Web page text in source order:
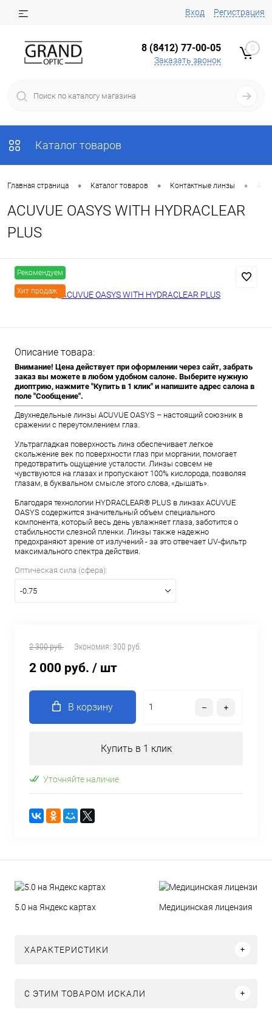
Вход Регистрация
8 (8412) 77-00-05
Заказать звонок
0
Каталог товаров
Главная страница • Каталог товаров • Контактные линзы •
ACUVUE OASYS WITH HYDRACLEAR
PLUS
Рекомендуем
Хит продаж
Описание товара:
Внимание! Цена действует при оформлении через сайт, забрать
заказ вы можете в любом удобном салоне. Выберите нужную
диоптрию, нажмите "Купить в 1 клик" и напишите адрес салона в
поле "Сообщение".
Двухнедельные линзы ACUVUE OASYS – настоящий союзник в
сражении с переутомлением глаз.
Ультрагладкая поверхность линз обеспечивает легкое
скольжение век по поверхности глаз при моргании, помогает
предотвратить ощущение усталости. Линзы совсем не
чувствуются на глазах и пропускают 100% кислорода, позволяя
глазам, в буквальном смысле этого слова, «дышать».
Благодаря технологии HYDRACLEAR® PLUS в линзах ACUVUE
OASYS содержится значительный объем специального
компонента, который весь день увлажняет глаза, заботится о
стабильности слезной пленки. Линзы также надежно
предохраняют зрение от излучений - за это отвечает UV-фильтр
максимального спектра действия.
Оптическая сила (сфера):
-0.75
2 300 руб. Экономия: 300 руб.
2 000 руб. / шт
В корзину
Купить в 1 клик
Уточняйте наличие
5.0 на Яндекс картах Медицинская лицензия
ХАРАКТЕРИСТИКИ
C ЭТИМ ТОВАРОМ ИСКАЛИ